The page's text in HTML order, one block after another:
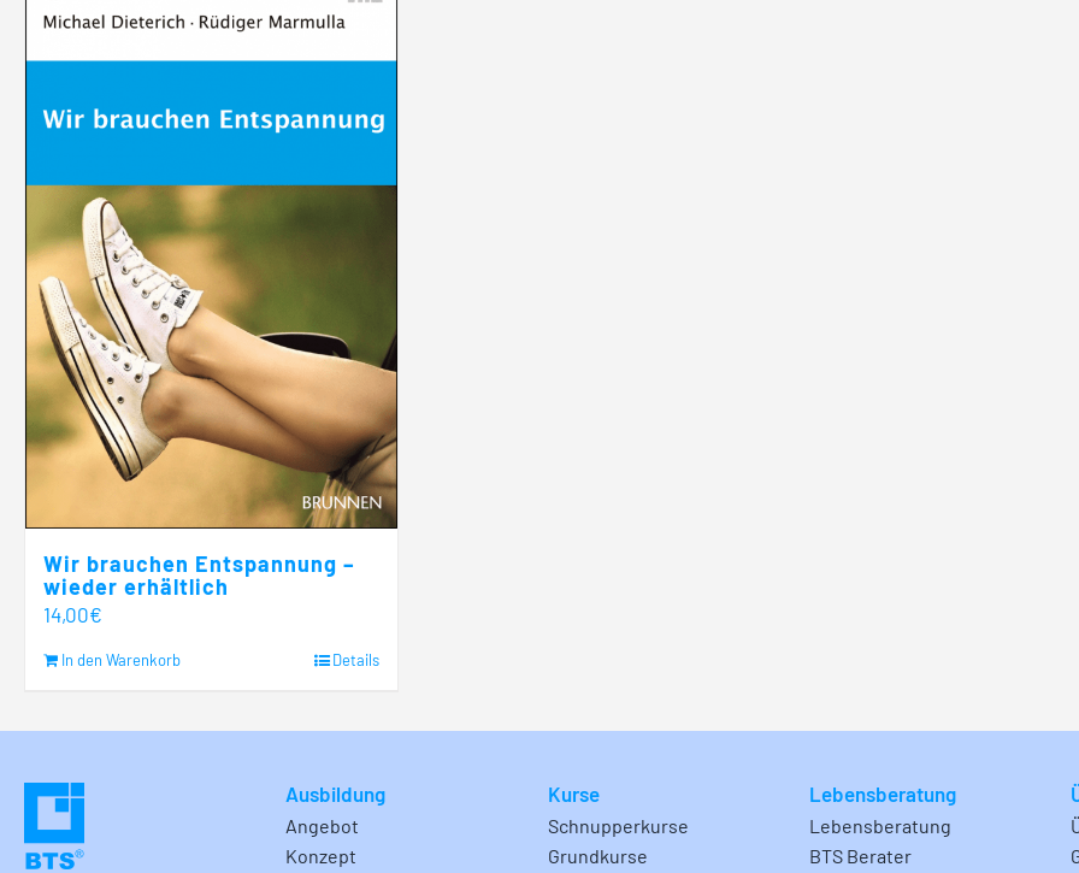
Wir brauchen Entspannung –
wieder erhältlich
14,00€
In den Warenkorb Details
Ausbildung
Angebot
Konzept
Kurse
Schnupperkurse
Grundkurse
Lebensberatung
Lebensberatung
BTS Berater